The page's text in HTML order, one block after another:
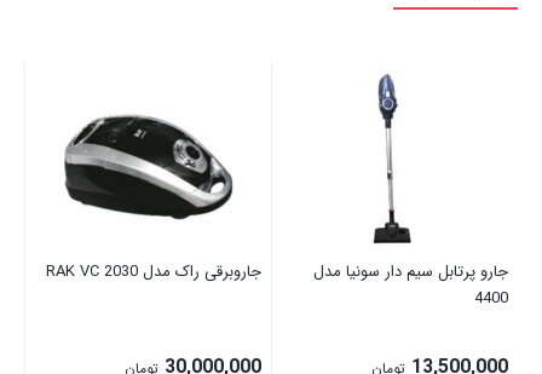
جارو پرتابل سیم دار سونیا مدل
4400
13,500,000 تومان
جاروبرقی راک مدل RAK VC 2030
30,000,000 تومان